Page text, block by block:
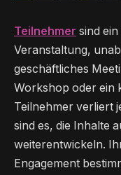
Teilnehmer sind
Veranstaltung,
geschäftliches
Workshop oder ein
Teilnehmer verliert
sind es, die Inhalte
weiterentwickeln.
Engagement